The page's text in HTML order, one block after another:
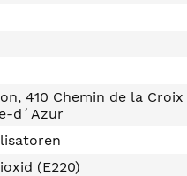
410 Chemin de la Croix
d´Azur
(E220)